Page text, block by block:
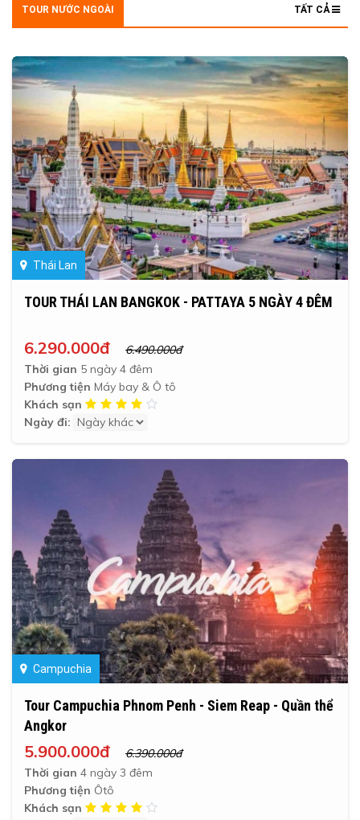
TOUR NƯỚC NGOÀI TẤT CẢ
Thái Lan
TOUR THÁI LAN BANGKOK - PATTAYA 5 NGÀY 4 ĐÊM
6.290.000đ
6.490.000đ
Thời gian 5 ngày 4 đêm
Phương tiện Máy bay & Ô tô
Khách sạn
Ngày đi:
Campuchia
Tour Campuchia Phnom Penh - Siem Reap - Quần thể
Angkor
5.900.000đ
6.390.000đ
Thời gian 4 ngày 3 đêm
Phương tiện Ôtô
Khách sạn